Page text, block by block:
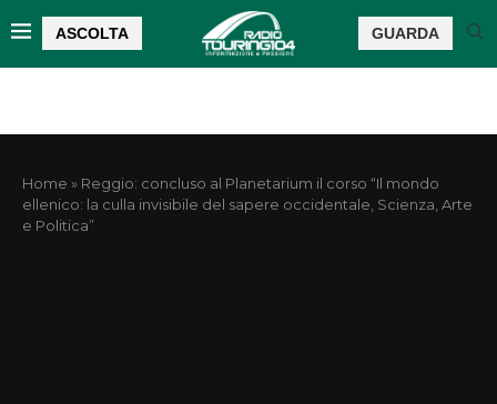
ASCOLTA GUARDA
Home » Reggio: concluso al Planetarium il corso “Il mondo
ellenico: la culla invisibile del sapere occidentale, Scienza, Arte
e Politica”